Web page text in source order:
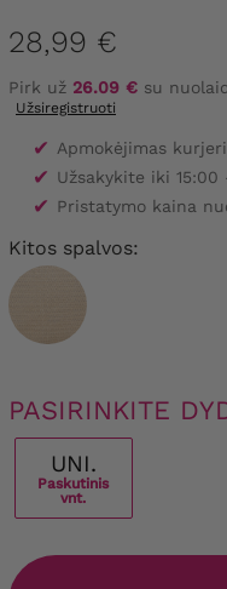
28,99 €
Pirk už 26.09 € su
Užsiregistruoti
✔ Apmokėjimas
✔ Užsakykite iki
✔ Pristatymo kaina
Kitos spalvos:
PASIRINKITE
UNI.
Paskutinis
vnt.